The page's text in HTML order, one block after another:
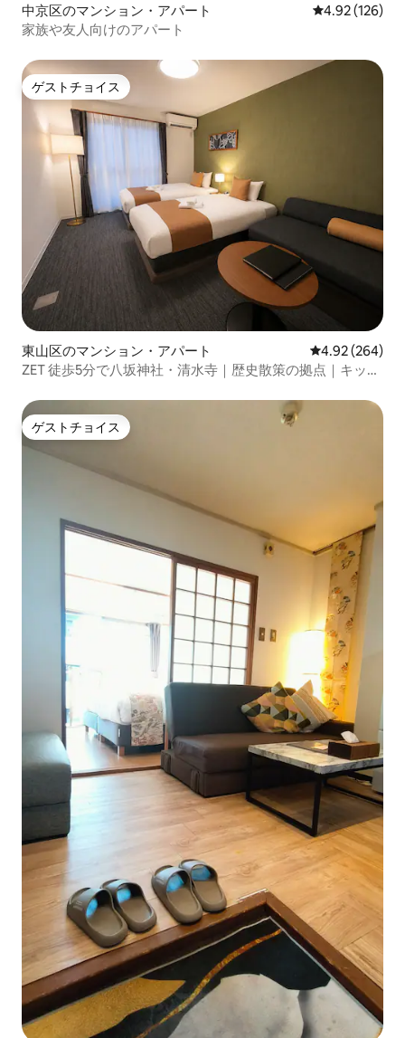
中京区のマンション・アパート レビュー126
4.92 (126)
家族や友人向けのアパート
ゲストチョイス
ゲストチョイス
東山区のマンション・アパート レビュー264
4.92 (264)
ZET 徒歩5分で八坂神社・清水寺｜歴史散策の拠点｜キッチ
ゲストチョイス
ゲストチョイス